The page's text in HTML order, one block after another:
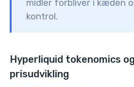
midler forbliver i kæden
kontrol.
Hyperliquid tokenomics
prisudvikling